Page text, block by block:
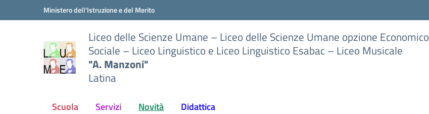
Vai ai contenuti
Vai al menu di navigazioneMinistero dell'Istruzione e del Merito
Liceo delle Scienze Umane – Liceo delle Scienze Umane opzione Economico
Sociale – Liceo Linguistico e Liceo Linguistico Esabac – Liceo Musicale
"A. Manzoni"
Latina
Scuola Servizi Novità Didattica